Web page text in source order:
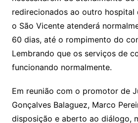
redirecionados ao outro hospital
o São Vicente atenderá
60 dias, até o rompimento do
Lembrando que os serviços de
funcionando normalmente.
Em reunião com o promotor de
Gonçalves Balaguez, Marco
disposição e aberto ao diálogo,